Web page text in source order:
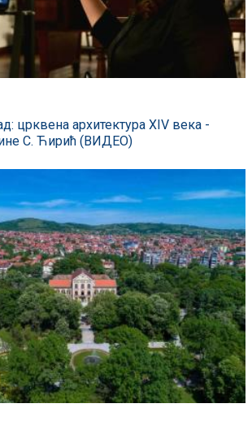
црквена архитектура XIV века -
С. Ћирић (ВИДЕО)